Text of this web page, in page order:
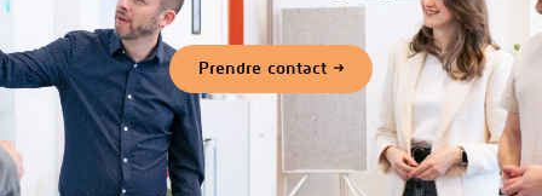
Aperçus
À propos de nous
Prendre contact